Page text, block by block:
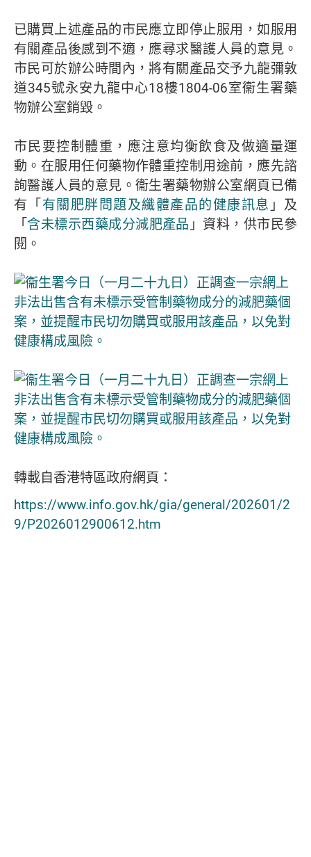
已購買上述產品的市民應立即停止服用，如服用
有關產品後感到不適，應尋求醫護人員的意見。
市民可於辦公時間內，將有關產品交予九龍彌敦
道345號永安九龍中心18樓1804-06室衞生署藥
物辦公室銷毀。
市民要控制體重，應注意均衡飲食及做適量運
動。在服用任何藥物作體重控制用途前，應先諮
詢醫護人員的意見。衞生署藥物辦公室網頁已備
有「有關肥胖問題及纖體產品的健康訊息 」及
「含未標示西藥成分減肥產品 」資料，供市民參
閱。
轉載自香港特區政府網頁：
https://www.info.gov.hk/gia/general/202601/2
9/P2026012900612.htm